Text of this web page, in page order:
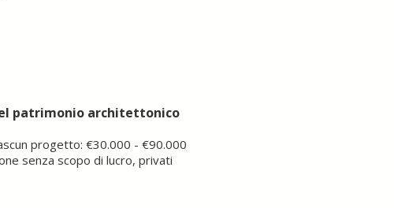
patrimonio architettonico
progetto: €30.000 - €90.000
senza scopo di lucro, privati